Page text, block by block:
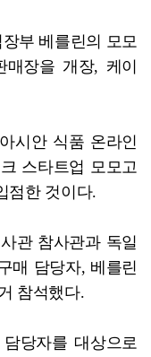
부 베를린의 모모
매장을 개장, 케이
시안 식품 온라인
스타트업 모모고
점한 것이다.
관 참사관과 독일
매 담당자, 베를린
참석했다.
당자를 대상으로